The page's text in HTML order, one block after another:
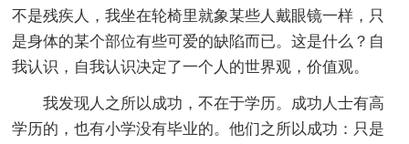
不是残疾人，我坐在轮椅里就象某些人戴眼镜一样，只
是身体的某个部位有些可爱的缺陷而已。这是什么？自
我认识，自我认识决定了一个人的世界观，价值观。
我发现人之所以成功，不在于学历。成功人士有高
学历的，也有小学没有毕业的。他们之所以成功：只是